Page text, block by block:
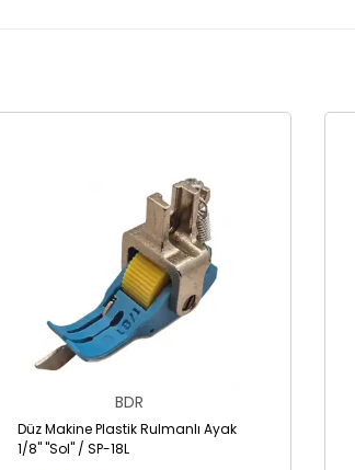
BDR
Düz Makine Plastik Rulmanlı Ayak
1/8" "Sol" / SP-18L